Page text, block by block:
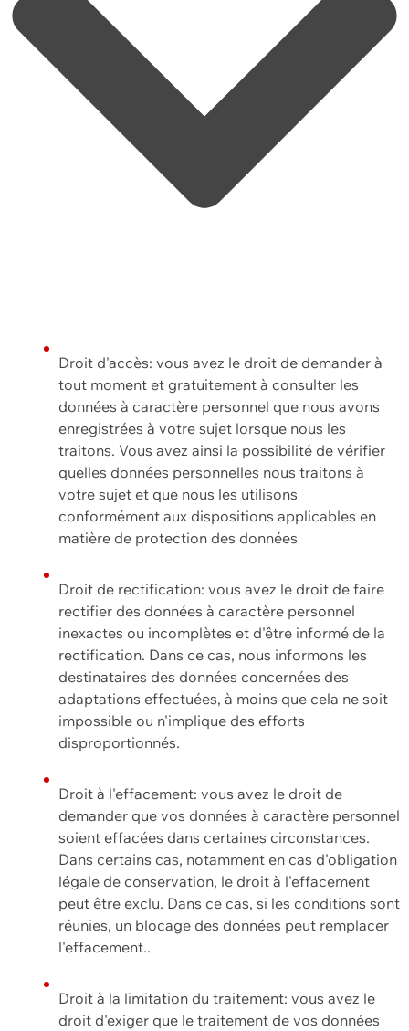
Droit d'accès: vous avez le droit de demander à
tout moment et gratuitement à consulter les
données à caractère personnel que nous avons
enregistrées à votre sujet lorsque nous les
traitons. Vous avez ainsi la possibilité de vérifier
quelles données personnelles nous traitons à
votre sujet et que nous les utilisons
conformément aux dispositions applicables en
matière de protection des données
Droit de rectification: vous avez le droit de faire
rectifier des données à caractère personnel
inexactes ou incomplètes et d'être informé de la
rectification. Dans ce cas, nous informons les
destinataires des données concernées des
adaptations effectuées, à moins que cela ne soit
impossible ou n'implique des efforts
disproportionnés.
Droit à l'effacement: vous avez le droit de
demander que vos données à caractère personnel
soient effacées dans certaines circonstances.
Dans certains cas, notamment en cas d'obligation
légale de conservation, le droit à l'effacement
peut être exclu. Dans ce cas, si les conditions sont
réunies, un blocage des données peut remplacer
l'effacement..
Droit à la limitation du traitement: vous avez le
droit d'exiger que le traitement de vos données